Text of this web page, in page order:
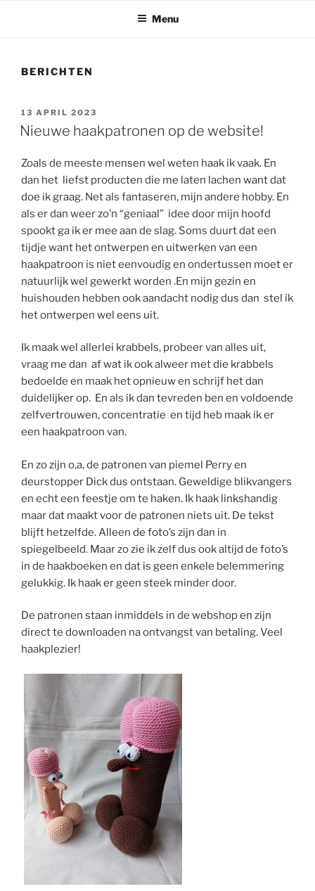
Menu
BERICHTEN
GEPLAATST
OP
13 APRIL 2023
Nieuwe haakpatronen op de website!
Zoals de meeste mensen wel weten haak ik vaak. En
dan het liefst producten die me laten lachen want dat
doe ik graag. Net als fantaseren, mijn andere hobby. En
als er dan weer zo’n “geniaal” idee door mijn hoofd
spookt ga ik er mee aan de slag. Soms duurt dat een
tijdje want het ontwerpen en uitwerken van een
haakpatroon is niet eenvoudig en ondertussen moet er
natuurlijk wel gewerkt worden .En mijn gezin en
huishouden hebben ook aandacht nodig dus dan stel ik
het ontwerpen wel eens uit.
Ik maak wel allerlei krabbels, probeer van alles uit,
vraag me dan af wat ik ook alweer met die krabbels
bedoelde en maak het opnieuw en schrijf het dan
duidelijker op. En als ik dan tevreden ben en voldoende
zelfvertrouwen, concentratie en tijd heb maak ik er
een haakpatroon van.
En zo zijn o,a, de patronen van piemel Perry en
deurstopper Dick dus ontstaan. Geweldige blikvangers
en echt een feestje om te haken. Ik haak linkshandig
maar dat maakt voor de patronen niets uit. De tekst
blijft hetzelfde. Alleen de foto’s zijn dan in
spiegelbeeld. Maar zo zie ik zelf dus ook altijd de foto’s
in de haakboeken en dat is geen enkele belemmering
gelukkig. Ik haak er geen steek minder door.
De patronen staan inmiddels in de webshop en zijn
direct te downloaden na ontvangst van betaling. Veel
haakplezier!